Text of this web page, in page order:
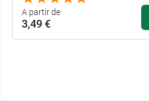
A partir de
3,49 €